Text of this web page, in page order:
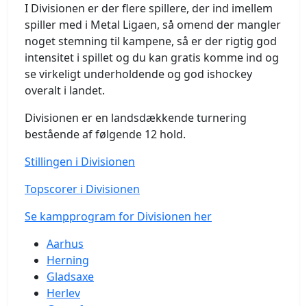
I Divisionen er der flere spillere, der ind imellem
spiller med i Metal Ligaen, så omend der mangler
noget stemning til kampene, så er der rigtig god
intensitet i spillet og du kan gratis komme ind og
se virkeligt underholdende og god ishockey
overalt i landet.
Divisionen er en landsdækkende turnering
bestående af følgende 12 hold.
Stillingen i Divisionen
Topscorer i Divisionen
Se kampprogram for Divisionen her
Aarhus
Herning
Gladsaxe
Herlev